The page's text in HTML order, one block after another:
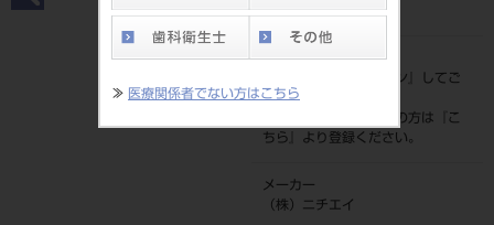
≫ 医療関係者でない方はこちら
標準価格
ログイン
』してご
覧ください。
ネット会員登録がまだの方は『
こ
ちら
』より登録ください。
メーカー
（株）ニチエイ